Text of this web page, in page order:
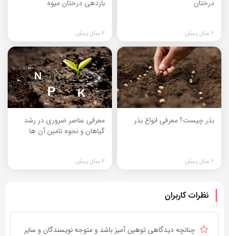
درختان
2 سال پیش
باردهی درختان میوه
2 سال پیش
بذر چیست؟ معرفی انواع بذر
2 سال پیش
معرفی عناصر ضروری در رشد
گیاهان و نحوه تامین آن ها
2 سال پیش
نظرات کاربران
چنانچه دیدگاهی توهین آمیز باشد و متوجه نویسندگان و سایر